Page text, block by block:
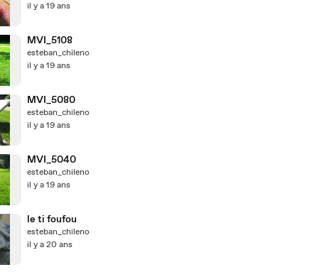
il y a 19 ans
MVI_5108
esteban_chileno
il y a 19 ans
MVI_5080
esteban_chileno
il y a 19 ans
MVI_5040
esteban_chileno
il y a 19 ans
le ti foufou
esteban_chileno
il y a 20 ans